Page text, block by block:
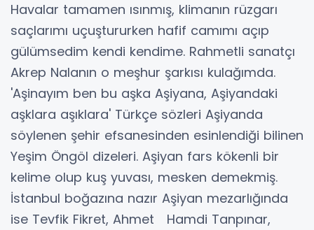
Havalar tamamen ısınmış, klimanın rüzgarı
saçlarımı uçuştururken hafif camımı açıp
gülümsedim kendi kendime. Rahmetli sanatçı
Akrep Nalanın o meşhur şarkısı kulağımda.
'Aşinayım ben bu aşka Aşiyana, Aşiyandaki
aşklara aşıklara' Türkçe sözleri Aşiyanda
söylenen şehir efsanesinden esinlendiği bilinen
Yeşim Öngöl dizeleri. Aşiyan fars kökenli bir
kelime olup kuş yuvası, mesken demekmiş.
İstanbul boğazına nazır Aşiyan mezarlığında
ise Tevfik Fikret, Ahmet Hamdi Tanpınar,